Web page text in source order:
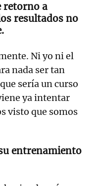
retorno a
resultados no
Ni yo ni el
nada ser tan
sería un curso
ya intentar
visto que somos
entrenamiento